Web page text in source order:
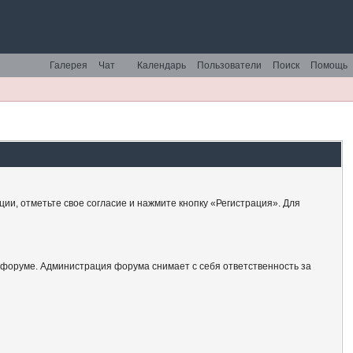
Помощь
Поиск
Пользователи
Календарь
Чат
Галерея
отметьте свое согласие и нажмите кнопку «Регистрация». Для
Администрация форума снимает с себя ответственность за